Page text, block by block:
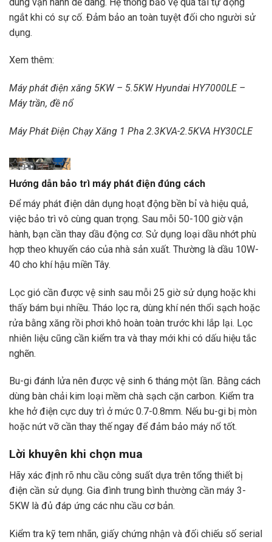
ngắt khi có sự cố. Đảm bảo an toàn tuyệt đối cho người sử
dụng.
Xem thêm:
Máy phát điện xăng 5KW – 5.5KW Hyundai HY7000LE –
Máy trần, đề nổ
Máy Phát Điện Chạy Xăng 1 Pha 2.3KVA-2.5KVA HY30CLE
Máy phát
điện dân
Hyundai
Hướng dẫn bảo trì máy phát điện đúng cách
Để máy phát điện dân dụng hoạt động bền bỉ và hiệu quả,
việc bảo trì vô cùng quan trọng. Sau mỗi 50-100 giờ vận
hành, bạn cần thay dầu động cơ. Sử dụng loại dầu nhớt phù
hợp theo khuyến cáo của nhà sản xuất. Thường là dầu 10W-
40 cho khí hậu miền Tây.
Lọc gió cần được vệ sinh sau mỗi 25 giờ sử dụng hoặc khi
thấy bám bụi nhiều. Tháo lọc ra, dùng khí nén thổi sạch hoặc
rửa bằng xăng rồi phơi khô hoàn toàn trước khi lắp lại. Lọc
nhiên liệu cũng cần kiểm tra và thay mới khi có dấu hiệu tắc
nghẽn.
Bu-gi đánh lửa nên được vệ sinh 6 tháng một lần. Bằng cách
dùng bàn chải kim loại mềm chà sạch cặn carbon. Kiểm tra
khe hở điện cực duy trì ở mức 0.7-0.8mm. Nếu bu-gi bị mòn
hoặc nứt vỡ cần thay thế ngay để đảm bảo máy nổ tốt.
Lời khuyên khi chọn mua
Hãy xác định rõ nhu cầu công suất dựa trên tổng thiết bị
điện cần sử dụng. Gia đình trung bình thường cần máy 3-
5KW là đủ đáp ứng các nhu cầu cơ bản.
Kiểm tra kỹ tem nhãn, giấy chứng nhận và đối chiếu số serial